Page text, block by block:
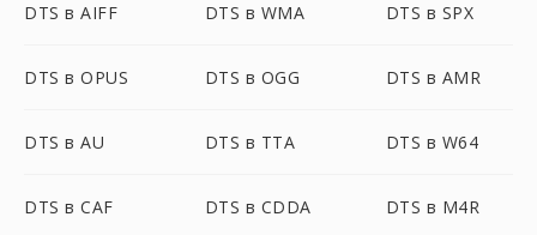
DTS в AIFF DTS в WMA DTS в SPX
DTS в OPUS DTS в OGG DTS в AMR
DTS в AU DTS в TTA DTS в W64
DTS в CAF DTS в CDDA DTS в M4R